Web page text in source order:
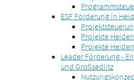
ESF Förderung in
Projekte
Projekte
Leader Förderung -
und Großsedlitz